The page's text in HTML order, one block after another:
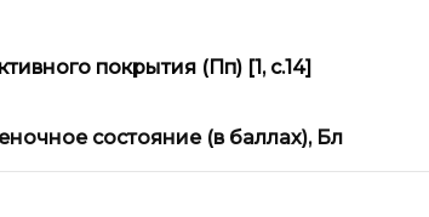
покрытия (Пп) [1, с.14]
состояние (в баллах), Бл